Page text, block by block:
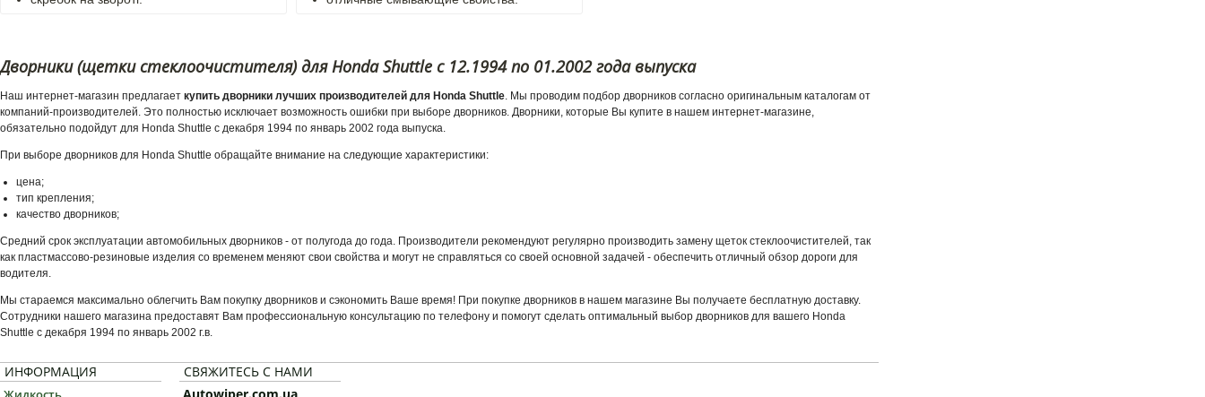
Дворники (щетки стеклоочистителя) для Honda Shuttle с 12.1994 по 01.2002 года выпуска
Наш интернет-магазин предлагает купить дворники лучших производителей для Honda Shuttle. Мы проводим подбор дворников согласно оригинальным каталогам от
компаний-производителей. Это полностью исключает возможность ошибки при выборе дворников. Дворники, которые Вы купите в нашем интернет-магазине,
обязательно подойдут для Honda Shuttle с декабря 1994 по январь 2002 года выпуска.
При выборе дворников для Honda Shuttle обращайте внимание на следующие характеристики:
цена;
тип крепления;
качество дворников;
Средний срок эксплуатации автомобильных дворников - от полугода до года. Производители рекомендуют регулярно производить замену щеток стеклоочистителей, так
как пластмассово-резиновые изделия со временем меняют свои свойства и могут не справляться со своей основной задачей - обеспечить отличный обзор дороги для
водителя.
Мы стараемся максимально облегчить Вам покупку дворников и сэкономить Ваше время! При покупке дворников в нашем магазине Вы получаете бесплатную доставку.
Сотрудники нашего магазина предоставят Вам профессиональную консультацию по телефону и помогут сделать оптимальный выбор дворников для вашего Honda
Shuttle с декабря 1994 по январь 2002 г.в.
ИНФОРМАЦИЯ
СВЯЖИТЕСЬ С НАМИ